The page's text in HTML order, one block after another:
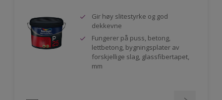
Gir høy slitestyrke og god
dekkevne
Fungerer på puss, betong,
lettbetong, bygningsplater av
forskjellige slag, glassfibertapet,
mm